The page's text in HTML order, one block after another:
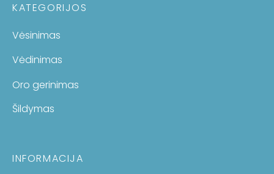
KATEGORIJOS
Vėsinimas
Vėdinimas
Oro gerinimas
Šildymas
INFORMACIJA